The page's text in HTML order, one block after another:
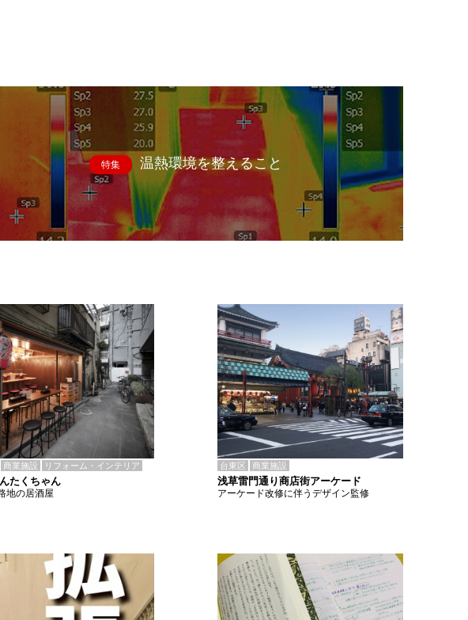
特集 温熱環境を整えること
商業施設 リフォーム・インテリア
たくちゃん
地の居酒屋
台東区 商業施設
浅草雷門通り商店街アーケード
アーケード改修に伴うデザイン監修